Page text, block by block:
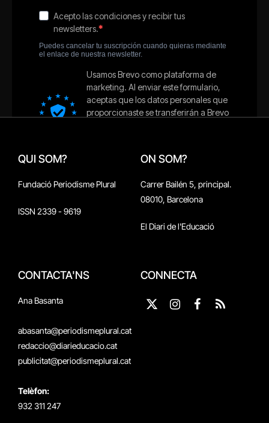
QUI SOM?
Fundació Periodisme Plural
ISSN 2339 - 9619
ON SOM?
Carrer Bailén 5, principal.
08010, Barcelona
El Diari de l'Educació
CONTACTA'NS
Ana Basanta
abasanta@periodismeplural.cat
redaccio@diarieducacio.cat
publicitat@periodismeplural.cat
Telèfon:
932 311 247
CONNECTA
X
Instagram
Facebook
RSS